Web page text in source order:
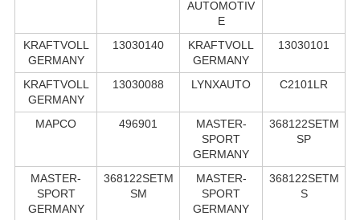
AUTOMOTIV
E
KRAFTVOLL
GERMANY
13030140
KRAFTVOLL
GERMANY
13030101
KRAFTVOLL
GERMANY
13030088 LYNXAUTO C2101LR
MAPCO 496901
MASTER-
SPORT
GERMANY
368122SETM
SP
MASTER-
SPORT
GERMANY
368122SETM
SM
MASTER-
SPORT
GERMANY
368122SETM
S